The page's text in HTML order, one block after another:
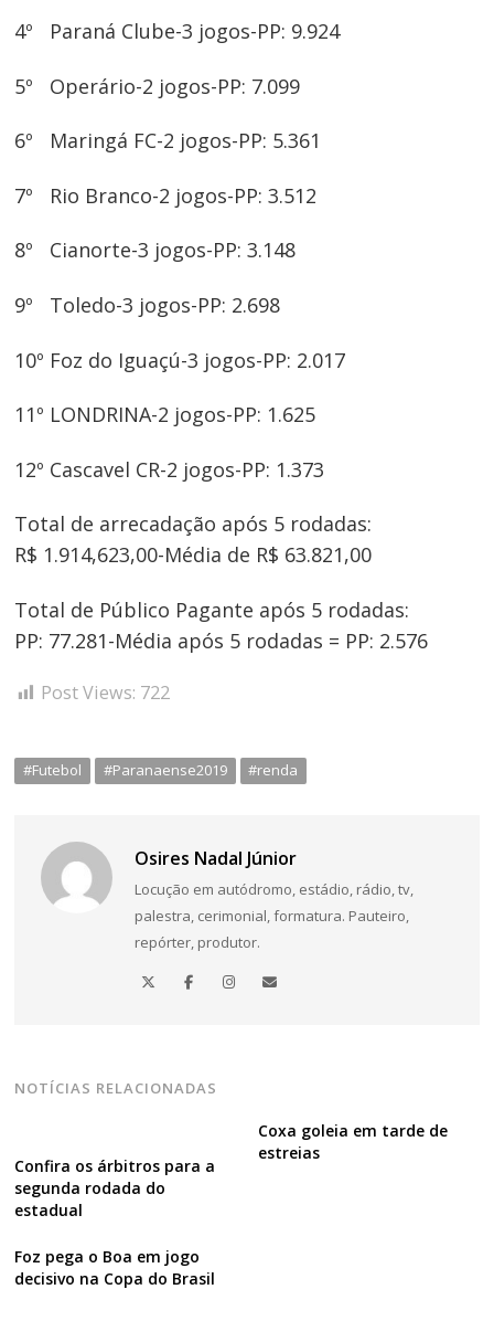
4º Paraná Clube-3 jogos-PP: 9.924
5º Operário-2 jogos-PP: 7.099
6º Maringá FC-2 jogos-PP: 5.361
7º Rio Branco-2 jogos-PP: 3.512
8º Cianorte-3 jogos-PP: 3.148
9º Toledo-3 jogos-PP: 2.698
10º Foz do Iguaçú-3 jogos-PP: 2.017
11º LONDRINA-2 jogos-PP: 1.625
12º Cascavel CR-2 jogos-PP: 1.373
Total de arrecadação após 5 rodadas:
R$ 1.914,623,00-Média de R$ 63.821,00
Total de Público Pagante após 5 rodadas:
PP: 77.281-Média após 5 rodadas = PP: 2.576
Post Views: 722
#Futebol #Paranaense2019 #renda
Osires Nadal Júnior
Locução em autódromo, estádio, rádio, tv,
palestra, cerimonial, formatura. Pauteiro,
repórter, produtor.
NOTÍCIAS RELACIONADAS
Confira os árbitros para a
segunda rodada do
estadual
Coxa goleia em tarde de
estreias
Foz pega o Boa em jogo
decisivo na Copa do Brasil